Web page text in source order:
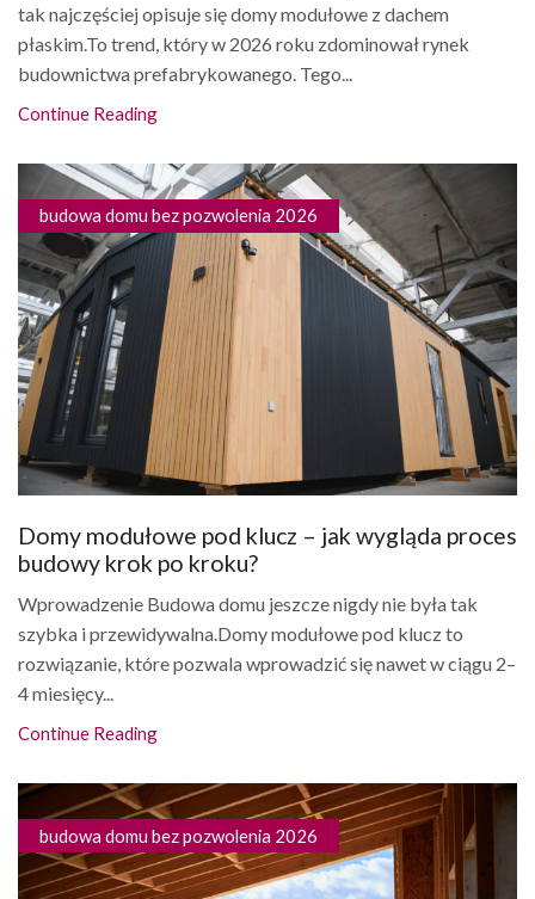
tak najczęściej opisuje się domy modułowe z dachem
płaskim.To trend, który w 2026 roku zdominował rynek
budownictwa prefabrykowanego. Tego...
Continue Reading
budowa domu bez pozwolenia 2026
Domy modułowe pod klucz – jak wygląda proces
budowy krok po kroku?
Wprowadzenie Budowa domu jeszcze nigdy nie była tak
szybka i przewidywalna.Domy modułowe pod klucz to
rozwiązanie, które pozwala wprowadzić się nawet w ciągu 2–
4 miesięcy...
Continue Reading
budowa domu bez pozwolenia 2026